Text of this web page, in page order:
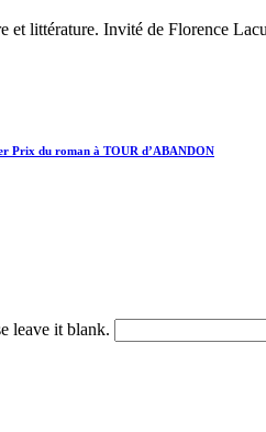
et littérature. Invité de Florence
Prix du roman à TOUR d’ABANDON
leave it blank.